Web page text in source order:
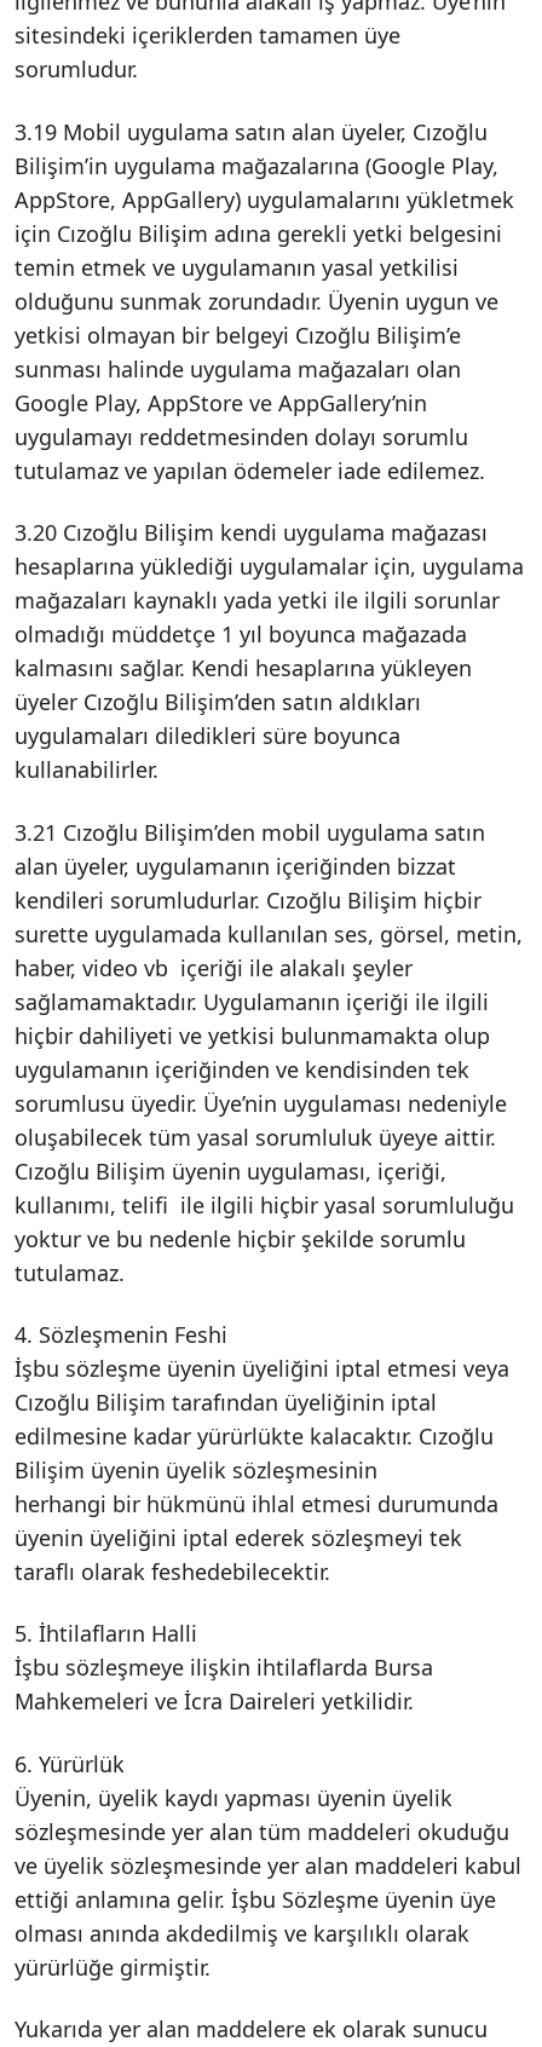
sitesindeki içeriklerden tamamen üye
sorumludur.
3.19 Mobil uygulama satın alan üyeler, Cızoğlu
Bilişim’in uygulama mağazalarına (Google Play,
AppStore, AppGallery) uygulamalarını yükletmek
için Cızoğlu Bilişim adına gerekli yetki belgesini
temin etmek ve uygulamanın yasal yetkilisi
olduğunu sunmak zorundadır. Üyenin uygun ve
yetkisi olmayan bir belgeyi Cızoğlu Bilişim’e
sunması halinde uygulama mağazaları olan
Google Play, AppStore ve AppGallery’nin
uygulamayı reddetmesinden dolayı sorumlu
tutulamaz ve yapılan ödemeler iade edilemez.
3.20 Cızoğlu Bilişim kendi uygulama mağazası
hesaplarına yüklediği uygulamalar için, uygulama
mağazaları kaynaklı yada yetki ile ilgili sorunlar
olmadığı müddetçe 1 yıl boyunca mağazada
kalmasını sağlar. Kendi hesaplarına yükleyen
üyeler Cızoğlu Bilişim’den satın aldıkları
uygulamaları diledikleri süre boyunca
kullanabilirler.
3.21 Cızoğlu Bilişim’den mobil uygulama satın
alan üyeler, uygulamanın içeriğinden bizzat
kendileri sorumludurlar. Cızoğlu Bilişim hiçbir
surette uygulamada kullanılan ses, görsel, metin,
haber, video vb içeriği ile alakalı şeyler
sağlamamaktadır. Uygulamanın içeriği ile ilgili
hiçbir dahiliyeti ve yetkisi bulunmamakta olup
uygulamanın içeriğinden ve kendisinden tek
sorumlusu üyedir. Üye’nin uygulaması nedeniyle
oluşabilecek tüm yasal sorumluluk üyeye aittir.
Cızoğlu Bilişim üyenin uygulaması, içeriği,
kullanımı, telifi ile ilgili hiçbir yasal sorumluluğu
yoktur ve bu nedenle hiçbir şekilde sorumlu
tutulamaz.
4. Sözleşmenin Feshi
İşbu sözleşme üyenin üyeliğini iptal etmesi veya
Cızoğlu Bilişim tarafından üyeliğinin iptal
edilmesine kadar yürürlükte kalacaktır. Cızoğlu
Bilişim üyenin üyelik sözleşmesinin
herhangi bir hükmünü ihlal etmesi durumunda
üyenin üyeliğini iptal ederek sözleşmeyi tek
taraflı olarak feshedebilecektir.
5. İhtilafların Halli
İşbu sözleşmeye ilişkin ihtilaflarda Bursa
Mahkemeleri ve İcra Daireleri yetkilidir.
6. Yürürlük
Üyenin, üyelik kaydı yapması üyenin üyelik
sözleşmesinde yer alan tüm maddeleri okuduğu
ve üyelik sözleşmesinde yer alan maddeleri kabul
ettiği anlamına gelir. İşbu Sözleşme üyenin üye
olması anında akdedilmiş ve karşılıklı olarak
yürürlüğe girmiştir.
Yukarıda yer alan maddelere ek olarak sunucu